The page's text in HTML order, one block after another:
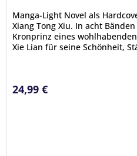
Manga-Light Novel als
Xiang Tong Xiu. In acht
Kronprinz eines
Xie Lian für seine Schönheit,
24,99 €